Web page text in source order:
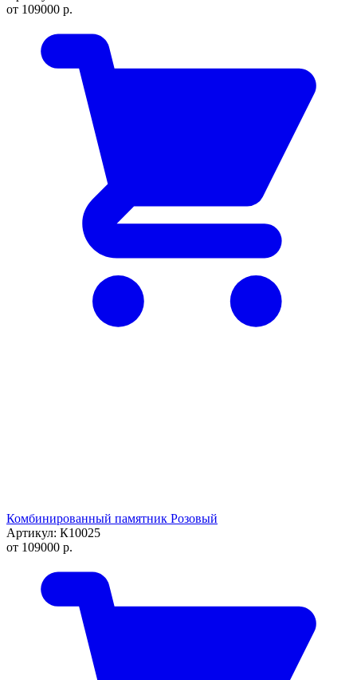
от 109000 р.
Комбинированный памятник Розовый
Артикул: К10025
от 109000 р.